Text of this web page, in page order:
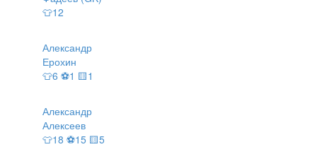
👕12
Александр
Ерохин
👕6 ⚽1 🟨1
Александр
Алексеев
👕18 ⚽15 🟨5